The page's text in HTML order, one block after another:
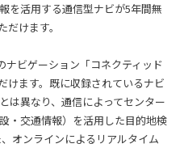
を活用する通信型ナビが5年間無
だけます。
ビゲーション「コネクティッド
けます。既に収録されているナビ
は異なり、通信によってセンター
・交通情報）を活用した目的地検
オンラインによるリアルタイム